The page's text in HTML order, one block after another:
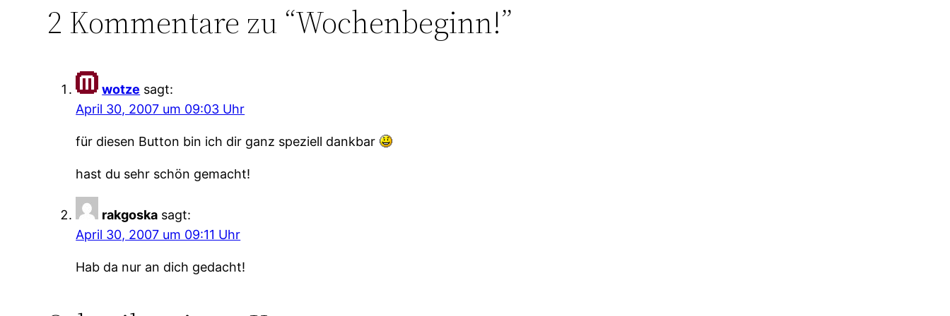
2 Kommentare zu “Wochenbeginn!”
wotze sagt:
April 30, 2007 um 09:03 Uhr
für diesen Button bin ich dir ganz speziell dankbar
hast du sehr schön gemacht!
rakgoska sagt:
April 30, 2007 um 09:11 Uhr
Hab da nur an dich gedacht!